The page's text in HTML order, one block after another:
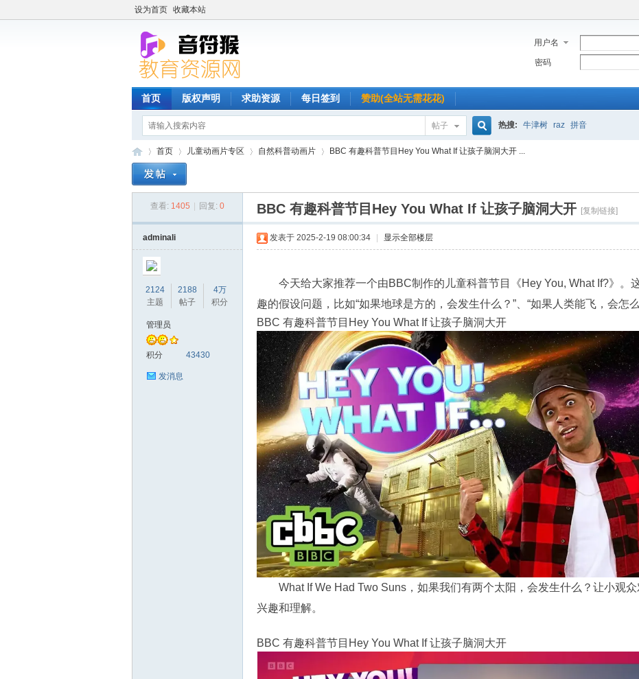
设为首页 收藏本站
用户名
密码
首页 版权声明 求助资源 每日签到 赞助(全站无需花花)
帖子
搜
索
热搜: 牛津树 raz 拼音
首页
›
儿童动画片专区 自然科普动画片
›
BBC 有趣科普节目Hey You What If 让孩子脑洞大开 ...
查看: 1405 回复: 0 BBC 有趣科普节目Hey You What If 让孩子脑洞大开 [复制链接]
adminali
2124
主题
2188
帖子
4万
积分
管理员
积分 43430
发消息
发表于 2025-2-19 08:00:34 显示全部楼层
今天给大家推荐一个由BBC制作的儿童科普节目《Hey You, What If?》。
趣的假设问题，比如“如果地球是方的，会发生什么？”、“如果人类能飞，会怎么
BBC 有趣科普节目Hey You What If 让孩子脑洞大开
What If We Had Two Suns，如果我们有两个太阳，会发生什么？让小观
兴趣和理解。
BBC 有趣科普节目Hey You What If 让孩子脑洞大开